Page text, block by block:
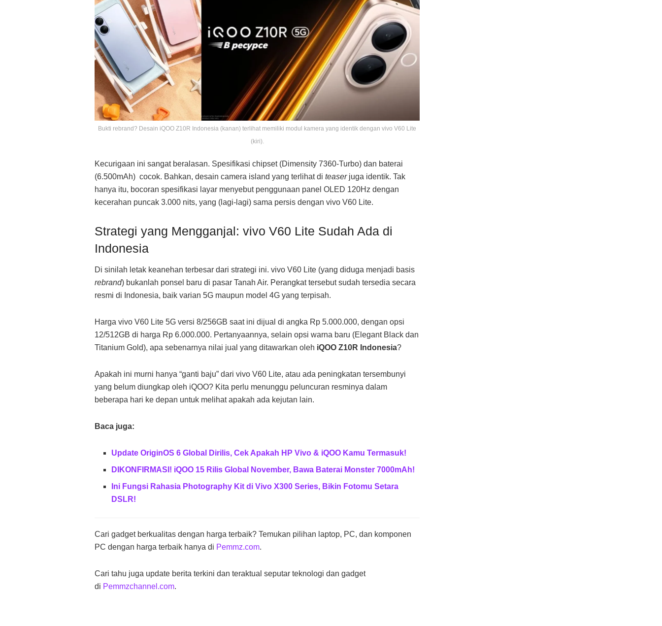
Bukti rebrand? Desain iQOO Z10R Indonesia (kanan) terlihat memiliki modul kamera yang identik dengan vivo V60 Lite
(kiri).
Kecurigaan ini sangat beralasan. Spesifikasi chipset (Dimensity 7360-Turbo) dan baterai
(6.500mAh) cocok. Bahkan, desain camera island yang terlihat di teaserjuga identik. Tak
hanya itu, bocoran spesifikasi layar menyebut penggunaan panel OLED 120Hz dengan
kecerahan puncak 3.000 nits, yang (lagi-lagi) sama persis dengan vivo V60 Lite.
Strategi yang Mengganjal: vivo V60 Lite Sudah Ada di
Indonesia
Di sinilah letak keanehan terbesar dari strategi ini. vivo V60 Lite (yang diduga menjadi basis
rebrand) bukanlah ponsel baru di pasar Tanah Air. Perangkat tersebut sudah tersedia secara
resmi di Indonesia, baik varian 5G maupun model 4G yang terpisah.
Harga vivo V60 Lite 5G versi 8/256GB saat ini dijual di angka Rp 5.000.000, dengan opsi
12/512GB di harga Rp 6.000.000. Pertanyaannya, selain opsi warna baru (Elegant Black dan
Titanium Gold), apa sebenarnya nilai jual yang ditawarkan oleh iQOO Z10R Indonesia?
Apakah ini murni hanya “ganti baju” dari vivo V60 Lite, atau ada peningkatan tersembunyi
yang belum diungkap oleh iQOO? Kita perlu menunggu peluncuran resminya dalam
beberapa hari ke depan untuk melihat apakah ada kejutan lain.
Baca juga:
Update OriginOS 6 Global Dirilis, Cek Apakah HP Vivo & iQOO Kamu Termasuk!
DIKONFIRMASI! iQOO 15 Rilis Global November, Bawa Baterai Monster 7000mAh!
Ini Fungsi Rahasia Photography Kit di Vivo X300 Series, Bikin Fotomu Setara
DSLR!
Cari gadget berkualitas dengan harga terbaik? Temukan pilihan laptop, PC, dan komponen
PC dengan harga terbaik hanya di Pemmz.com.
Cari tahu juga update berita terkini dan teraktual seputar teknologi dan gadget
di Pemmzchannel.com.